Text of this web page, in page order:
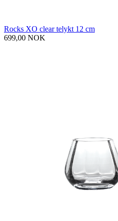
Rocks XO clear telykt 12 cm
699,00 NOK